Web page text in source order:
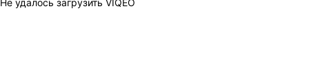
Не удалось загрузить VIQEO